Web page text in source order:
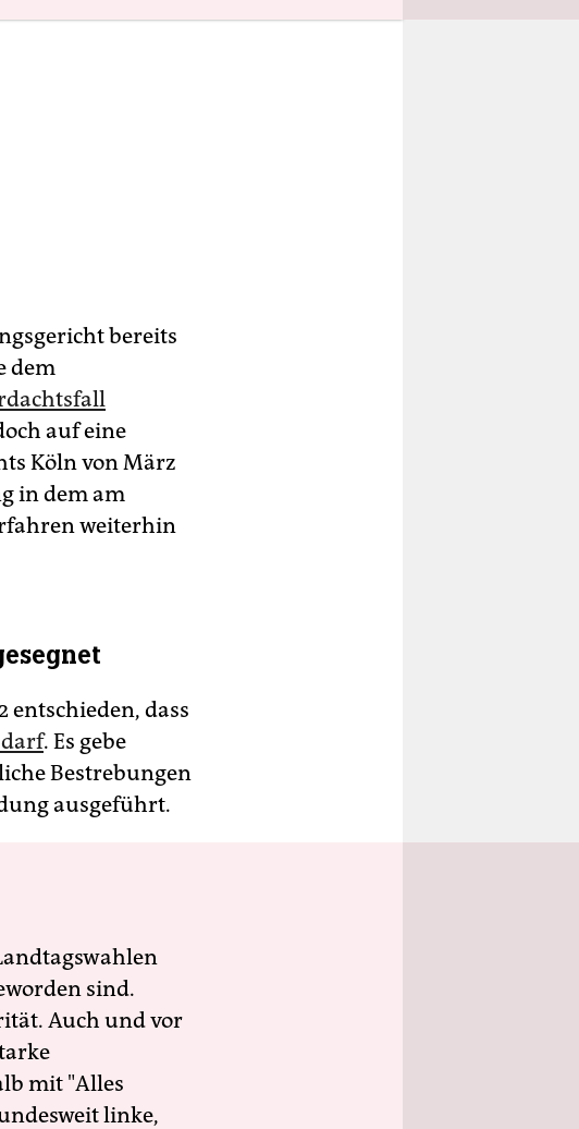
bereits
dem
auf eine
Köln von März
in dem am
weiterhin
entschieden, dass
. Es gebe
Bestrebungen
ausgeführt.
sind.
Auch und vor
mit "Alles
linke,